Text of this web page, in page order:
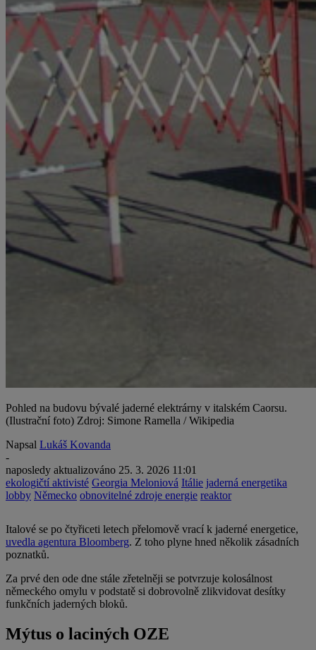
Pohled na budovu bývalé jaderné elektrárny v italském Caorsu.
(Ilustrační foto) Zdroj: Simone Ramella / Wikipedia
Napsal Lukáš Kovanda
-
naposledy aktualizováno 25. 3. 2026 11:01
ekologičtí aktivisté Georgia Meloniová Itálie jaderná energetika
lobby Německo obnovitelné zdroje energie reaktor
Italové se po čtyřiceti letech přelomově vrací k jaderné energetice,
uvedla agentura Bloomberg. Z toho plyne hned několik zásadních
poznatků.
Za prvé den ode dne stále zřetelněji se potvrzuje kolosálnost
německého omylu v podstatě si dobrovolně zlikvidovat desítky
funkčních jaderných bloků.
Mýtus o laciných OZE